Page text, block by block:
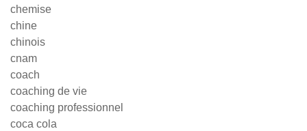
chemise
chine
chinois
cnam
coach
coaching de vie
coaching professionnel
coca cola